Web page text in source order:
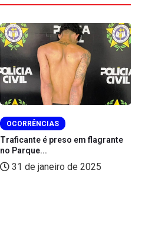
OCORRÊNCIAS
Traficante é preso em flagrante
no Parque...
31 de janeiro de 2025